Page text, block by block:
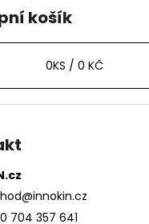
košík
0KS / 0 KČ
@innokin.cz
704 357 641